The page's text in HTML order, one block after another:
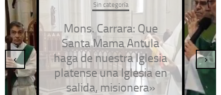
Sin categoría
Mons. Carrara: Que
Santa Mama Antula
haga de nuestra Iglesia
platense una Iglesia en
salida, misionera»
‹ ›